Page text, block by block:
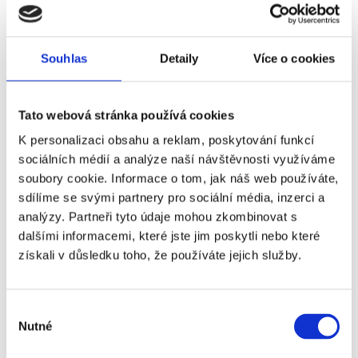
Souhlas Detaily Více o cookies
Tato webová stránka používá cookies
K personalizaci obsahu a reklam, poskytování funkcí
sociálních médií a analýze naší návštěvnosti využíváme
soubory cookie. Informace o tom, jak náš web používáte,
sdílíme se svými partnery pro sociální média, inzerci a
analýzy. Partneři tyto údaje mohou zkombinovat s
dalšími informacemi, které jste jim poskytli nebo které
získali v důsledku toho, že používáte jejich služby.
souhlasu
Nutné